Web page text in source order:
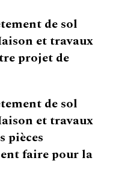
de sol
et travaux
projet de
de sol
et travaux
pièces
faire pour la